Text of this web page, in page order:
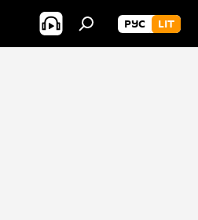
РУС LIT